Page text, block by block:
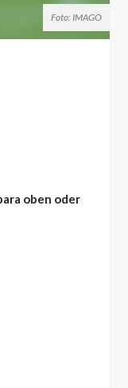
Foto: IMAGO
oben oder